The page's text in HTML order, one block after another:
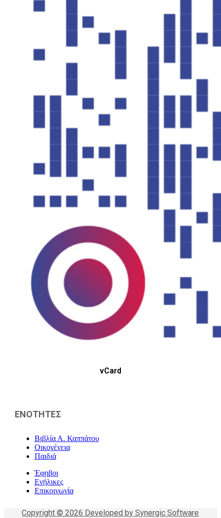
vCard
ΕΝΟΤΗΤΕΣ
Βιβλία Α. Καππάτου
Οικογένεια
Παιδιά
Έφηβοι
Ενήλικες
Επικοινωνία
Copyright © 2026 Developed by Synergic Software